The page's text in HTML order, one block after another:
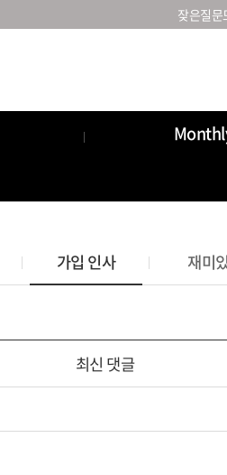
잦은질문
가입 인사 재미
최신 댓글